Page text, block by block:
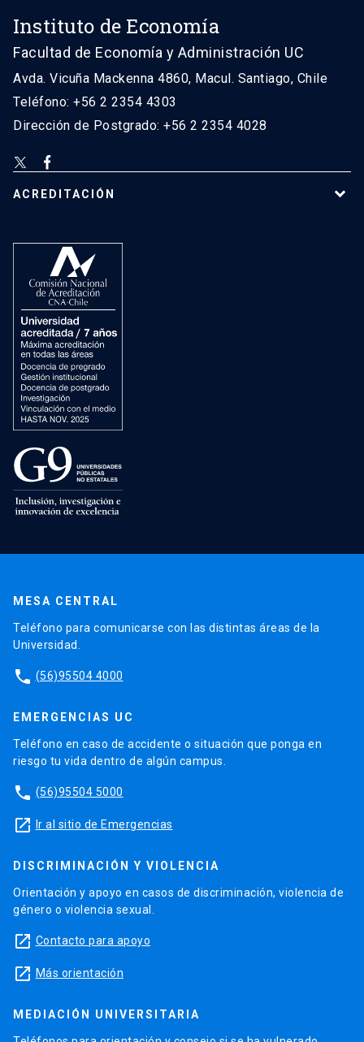
Instituto de Economía
Facultad de Economía y Administración UC
Avda. Vicuña Mackenna 4860, Macul. Santiago, Chile
Teléfono: +56 2 2354 4303
Dirección de Postgrado: +56 2 2354 4028
ACREDITACIÓN
MESA CENTRAL
Teléfono para comunicarse con las distintas áreas de la
Universidad.
phone (56)95504 4000
EMERGENCIAS UC
Teléfono en caso de accidente o situación que ponga en
riesgo tu vida dentro de algún campus.
phone (56)95504 5000
launch Ir al sitio de Emergencias
DISCRIMINACIÓN Y VIOLENCIA
Orientación y apoyo en casos de discriminación, violencia de
género o violencia sexual.
launch Contacto para apoyo
launch Más orientación
MEDIACIÓN UNIVERSITARIA